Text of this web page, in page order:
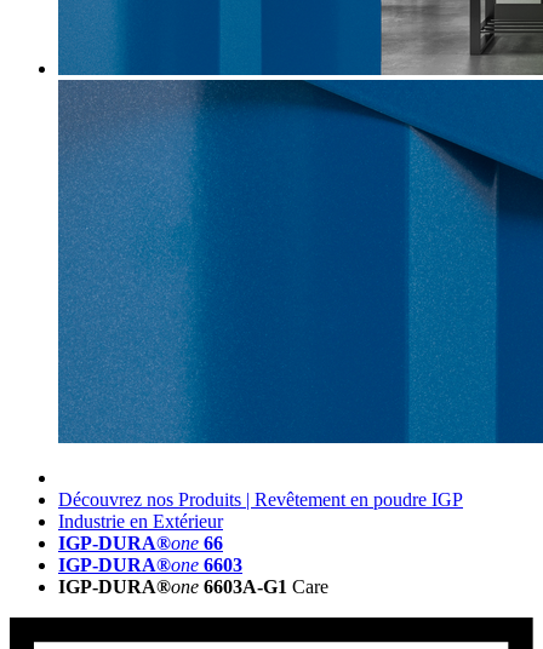
Découvrez nos Produits | Revêtement en poudre IGP
Industrie en Extérieur
IGP-DURA®one 66
IGP-DURA®one 6603
IGP-DURA®one 6603A-G1 Care